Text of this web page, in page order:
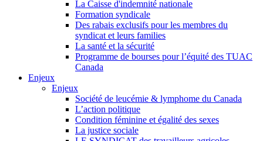
La Caisse d'indemnité nationale
Formation syndicale
Des rabais exclusifs pour les membres du
syndicat et leurs families
La santé et la sécurité
Programme de bourses pour l’équité des TUAC
Canada
Enjeux
Enjeux
Société de leucémie & lymphome du Canada
L’action politique
Condition féminine et égalité des sexes
La justice sociale